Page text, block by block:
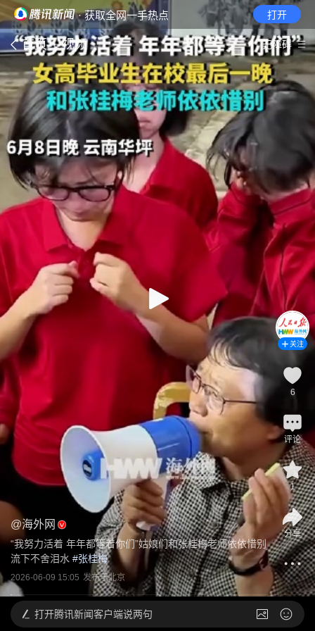
· 获取全网一手热点 打开
首页 视频 无障碍
@海外网
“我努力活着 年年都等着你们”姑娘们和张桂梅老师依依惜别
流下不舍泪水 #张桂梅
2026-06-09 15:05 发布于北京
关注
6
评论
1
分享
打开腾讯新闻客户端说两句